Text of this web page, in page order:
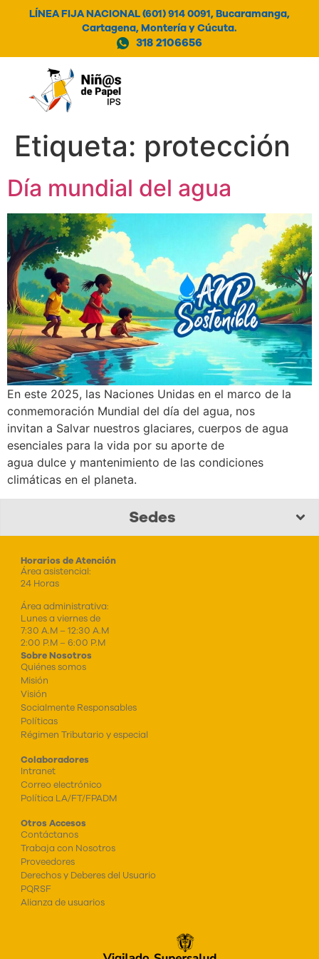
LÍNEA FIJA NACIONAL (601) 914 0091, Bucaramanga,
Cartagena, Montería y Cúcuta.
318 2106656
Etiqueta: protección
Día mundial del agua
En este 2025, las Naciones Unidas en el marco de la
conmemoración Mundial del día del agua, nos
invitan a Salvar nuestros glaciares, cuerpos de agua
esenciales para la vida por su aporte de
agua dulce y mantenimiento de las condiciones
climáticas en el planeta.
Sedes
Horarios de Atención
Área asistencial:
24 Horas
Área administrativa:
Lunes a viernes de
7:30 A.M – 12:30 A.M
2:00 P.M – 6:00 P.M
Sobre Nosotros
Quiénes somos
Misión
Visión
Socialmente Responsables
Políticas
Régimen Tributario y especial
Colaboradores
Intranet
Correo electrónico
Política LA/FT/FPADM
Otros Accesos
Contáctanos
Trabaja con Nosotros
Proveedores
Derechos y Deberes del Usuario
PQRSF
Alianza de usuarios